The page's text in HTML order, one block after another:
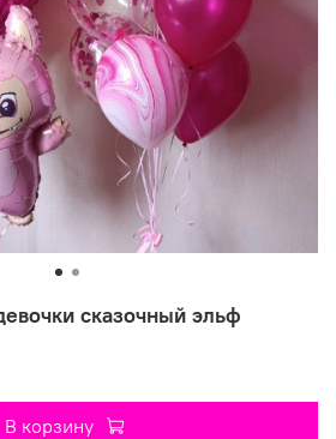
сказочный эльф
В корзину